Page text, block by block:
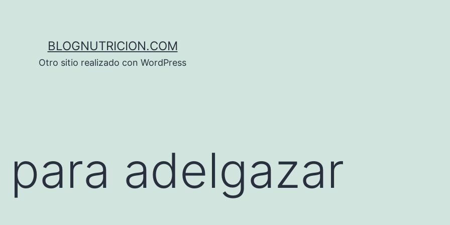
BLOGNUTRICION.COM
Otro sitio realizado con WordPress
adelgazar